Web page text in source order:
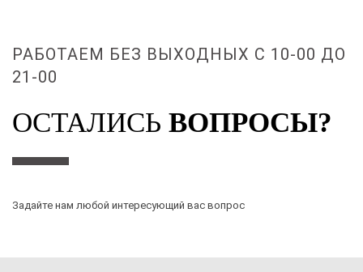
РАБОТАЕМ БЕЗ ВЫХОДНЫХ С 10-00 ДО
21-00
ОСТАЛИСЬ ВОПРОСЫ?
Задайте нам любой интересующий вас вопрос